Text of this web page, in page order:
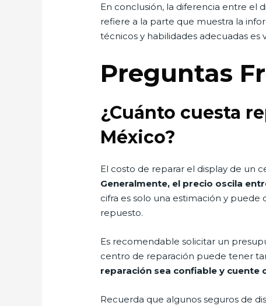
En conclusión, la diferencia entre el
refiere a la parte que muestra la
técnicos y habilidades adecuadas
Preguntas
¿Cuánto cuesta
México?
El costo de reparar el display de un
Generalmente, el precio oscila
cifra es solo una estimación y
repuesto.
Es recomendable solicitar un
centro de reparación puede tener
reparación sea confiable y cuente
Recuerda que algunos seguros de